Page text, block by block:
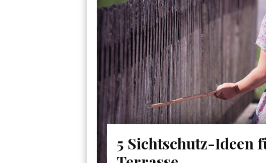
5 Sichtschutz-Ideen